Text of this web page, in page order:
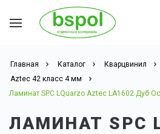
Главная Каталог Кварцвинил
Aztec 42 класс 4 мм
Ламинат SPC LQuarzo Aztec LA1602 Дуб
ЛАМИНАТ SPC